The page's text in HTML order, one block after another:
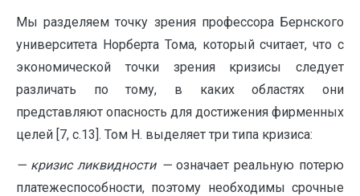
Мы разделяем точку зрения профессора Бернского
университета Норберта Тома, который считает, что с
экономической точки зрения кризисы следует
различать по тому, в каких областях они
представляют опасность для достижения фирменных
целей [7, с.13]. Том Н. выделяет три типа кризиса:
— кризис ликвидности — означает реальную потерю
платежеспособности, поэтому необходимы срочные